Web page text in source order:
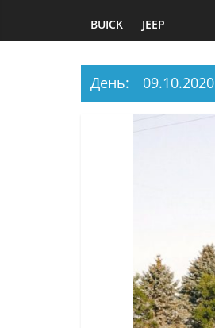
BUICK JEEP
День: 09.10.2020